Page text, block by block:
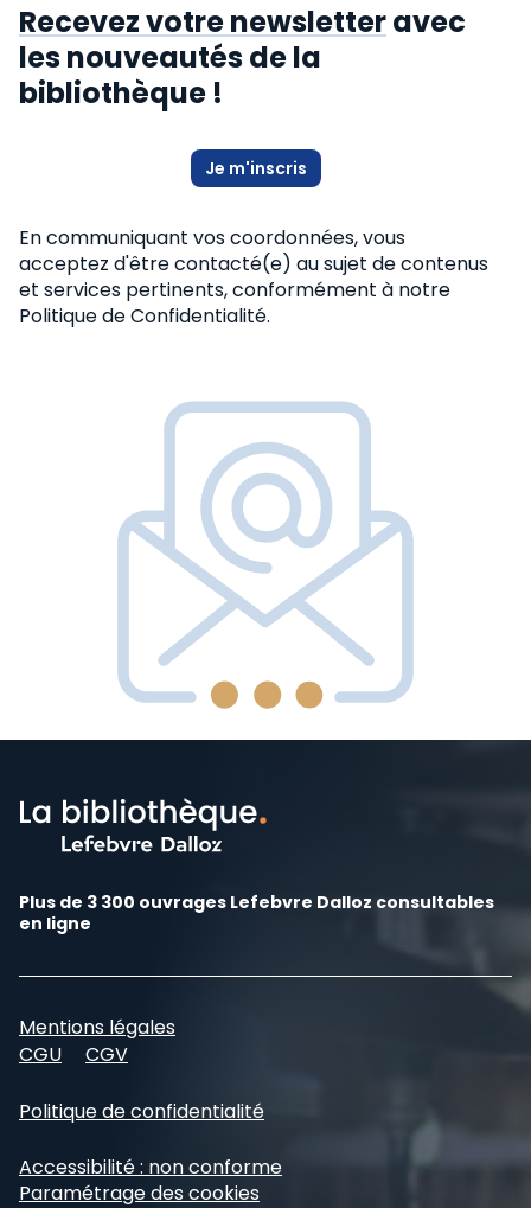
Recevez votre newsletteravec
les nouveautés de la
bibliothèque !
Je m'inscris
En communiquant vos coordonnées, vous
acceptez d'être contacté(e) au sujet de contenus
et services pertinents, conformément à notre
Politique de Confidentialité.
Plus de 3 300 ouvrages Lefebvre Dalloz consultables
en ligne
Mentions légales
CGU
CGV
Politique de confidentialité
Accessibilité : non conforme
Paramétrage des cookies